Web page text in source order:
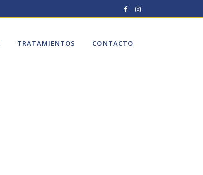
TRATAMIENTOS CONTACTO